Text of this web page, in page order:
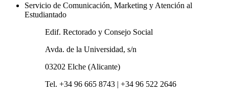
Servicio de Comunicación, Marketing y Atención al
Estudiantado
Edif. Rectorado y Consejo Social
Avda. de la Universidad, s/n
03202 Elche (Alicante)
Tel. +34 96 665 8743 | +34 96 522 2646